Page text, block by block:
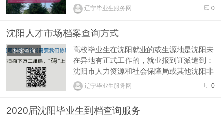
单位名称：大连市就业服务中心联系人：高
校中心电话：0411-84618709邮寄地址：辽
单位名称：鞍山市人力资源和就业服务...
0
辽宁毕业生服务网
沈阳人才市场档案查询方式
档案查询
高校毕业生在沈阳就业的或生源地是沈阳未
在异地有正式工作的，就业报到证派遣到：
沈阳市人力资源和社会保障局或其他沈阳非
公有制企业的毕业生档案，档案通常由沈阳
市就业和人才服务中心保存。毕业生可通过
口：沈阳市就业和人才服务中心档案在线查
0
辽宁毕业生服务网
2020届沈阳毕业生到档查询服务